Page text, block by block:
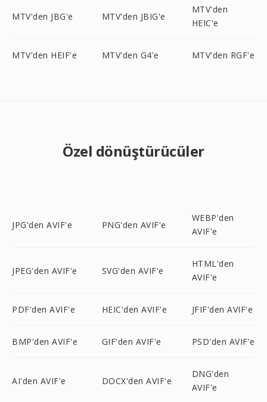
MTV'den JBG'e MTV'den JBIG'e
MTV'den
HEIC'e
MTV'den HEIF'e MTV'den G4'e MTV'den RGF'e
Özel dönüştürücüler
JPG'den AVIF'e PNG'den AVIF'e
WEBP'den
AVIF'e
JPEG'den AVIF'e SVG'den AVIF'e
HTML'den
AVIF'e
PDF'den AVIF'e HEIC'den AVIF'e JFIF'den AVIF'e
BMP'den AVIF'e GIF'den AVIF'e PSD'den AVIF'e
AI'den AVIF'e DOCX'den AVIF'e
DNG'den
AVIF'e